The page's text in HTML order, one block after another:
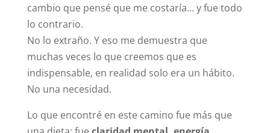
cambio que pensé que me costaría… y fue todo
lo contrario.
No lo extraño. Y eso me demuestra que
muchas veces lo que creemos que es
indispensable, en realidad solo era un hábito.
No una necesidad.
Lo que encontré en este camino fue más que